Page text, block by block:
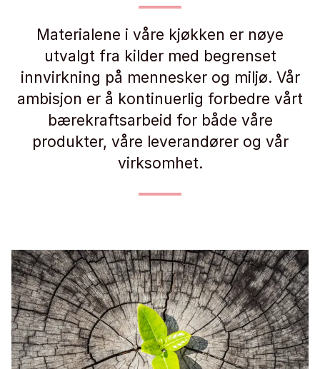
Materialene i våre kjøkken er nøye
utvalgt fra kilder med begrenset
innvirkning på mennesker og miljø. Vår
ambisjon er å kontinuerlig forbedre vårt
bærekraftsarbeid for både våre
produkter, våre leverandører og vår
virksomhet.